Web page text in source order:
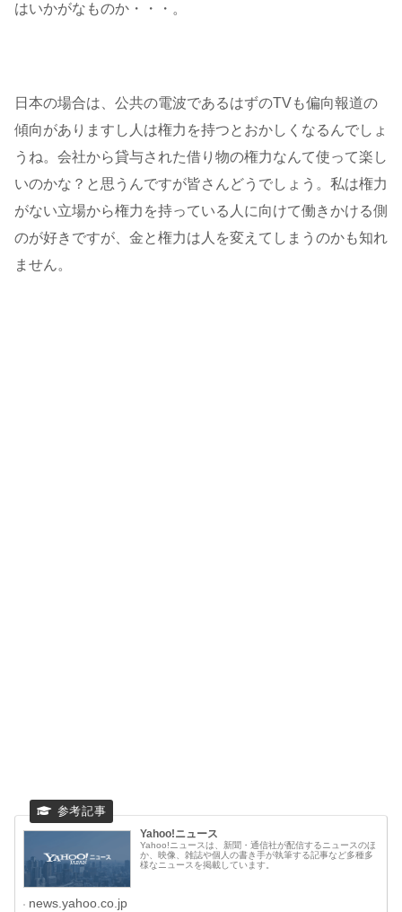
はいかがなものか・・・。
日本の場合は、公共の電波であるはずのTVも偏向報道の
傾向がありますし人は権力を持つとおかしくなるんでしょ
うね。会社から貸与された借り物の権力なんて使って楽し
いのかな？と思うんですが皆さんどうでしょう。私は権力
がない立場から権力を持っている人に向けて働きかける側
のが好きですが、金と権力は人を変えてしまうのかも知れ
ません。
Yahoo!ニュース
Yahoo!ニュースは、新聞・通信社が配信するニュースのほ
か、映像、雑誌や個人の書き手が執筆する記事など多種多
様なニュースを掲載しています。
news.yahoo.co.jp